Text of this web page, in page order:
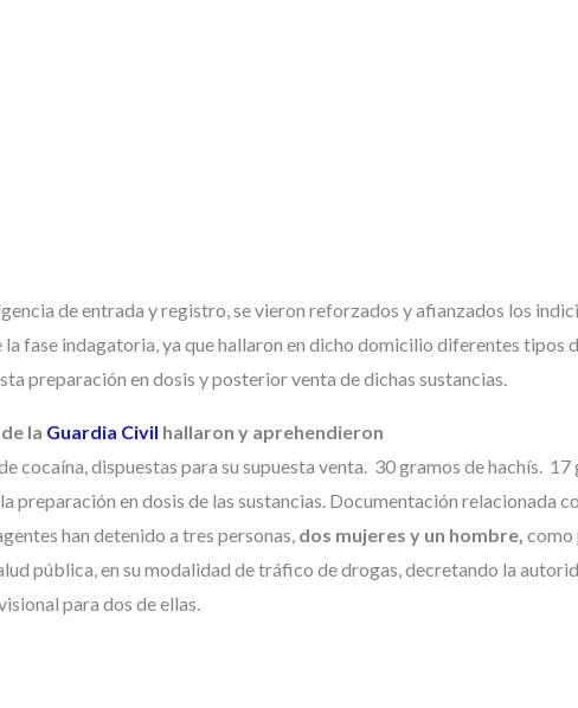
de entrada y registro, se vieron reforzados y afianzados los
fase indagatoria, ya que hallaron en dicho domicilio diferentes tipos
preparación en dosis y posterior venta de dichas sustancias.
la Guardia Civil hallaron y aprehendieron
cocaína, dispuestas para su supuesta venta. 30 gramos de hachís. 17
preparación en dosis de las sustancias. Documentación relacionada
han detenido a tres personas, dos mujeres y un hombre,como
pública, en su modalidad de tráfico de drogas, decretando la
para dos de ellas.